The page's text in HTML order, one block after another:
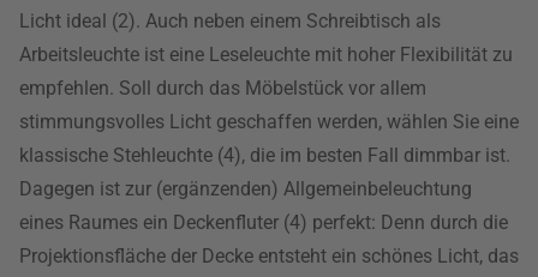
Licht ideal (2). Auch neben einem Schreibtisch als
Arbeitsleuchte ist eine Leseleuchte mit hoher Flexibilität zu
empfehlen. Soll durch das Möbelstück vor allem
stimmungsvolles Licht geschaffen werden, wählen Sie eine
klassische Stehleuchte (4), die im besten Fall dimmbar ist.
Dagegen ist zur (ergänzenden) Allgemeinbeleuchtung
eines Raumes ein Deckenfluter (4) perfekt: Denn durch die
Projektionsfläche der Decke entsteht ein schönes Licht, das